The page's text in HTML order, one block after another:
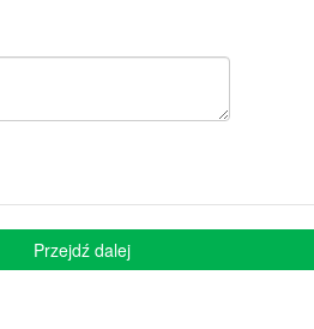
Przejdź dalej